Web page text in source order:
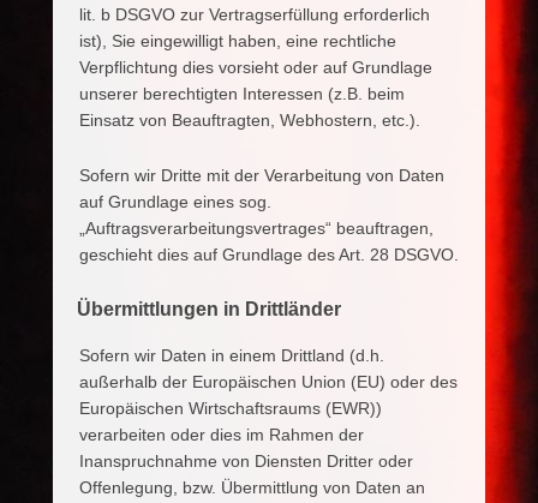
lit. b DSGVO zur Vertragserfüllung erforderlich
ist), Sie eingewilligt haben, eine rechtliche
Verpflichtung dies vorsieht oder auf Grundlage
unserer berechtigten Interessen (z.B. beim
Einsatz von Beauftragten, Webhostern, etc.).
Sofern wir Dritte mit der Verarbeitung von Daten
auf Grundlage eines sog.
„Auftragsverarbeitungsvertrages“ beauftragen,
geschieht dies auf Grundlage des Art. 28 DSGVO.
Übermittlungen in Drittländer
Sofern wir Daten in einem Drittland (d.h.
außerhalb der Europäischen Union (EU) oder des
Europäischen Wirtschaftsraums (EWR))
verarbeiten oder dies im Rahmen der
Inanspruchnahme von Diensten Dritter oder
Offenlegung, bzw. Übermittlung von Daten an